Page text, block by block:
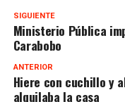
SIGUIENTE
Ministerio Pública
Carabobo
ANTERIOR
Hiere con cuchillo y
alquilaba la casa